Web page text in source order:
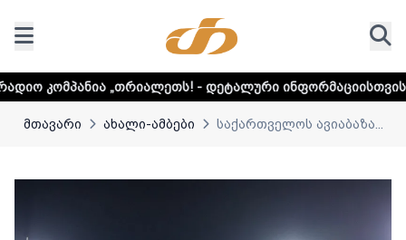
- დეტალური ინფორმაციისთვის დააკლიკეთ
მთავარი ახალი-ამბები საქართველოს ავიაბაზა...